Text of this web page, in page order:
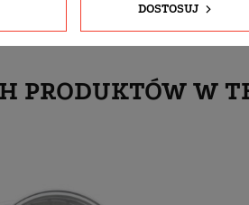
PRODUKTÓW W
DOSTOSUJ